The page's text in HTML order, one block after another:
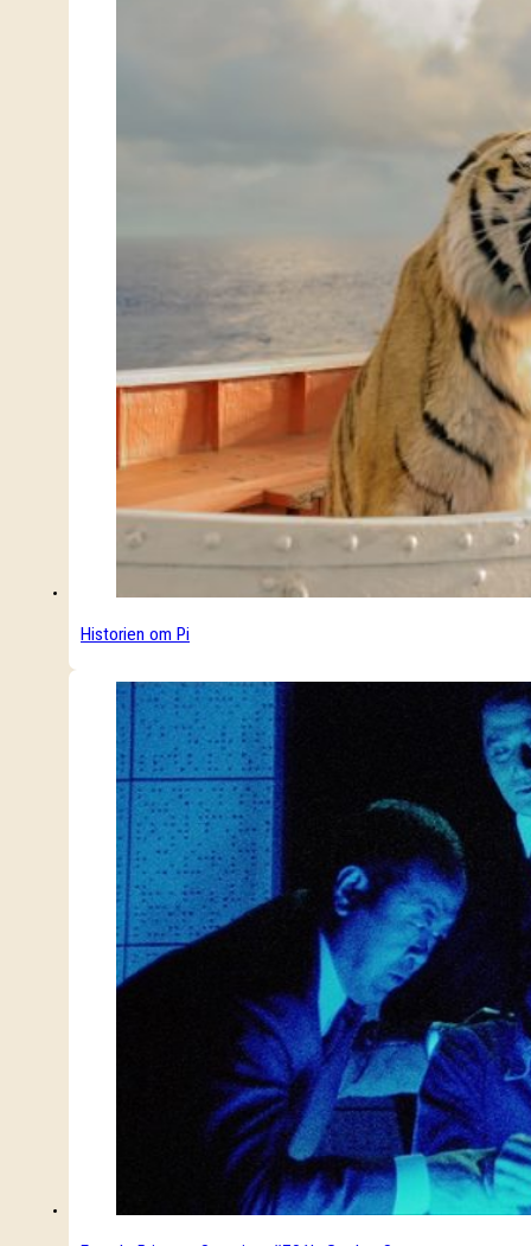
Historien om Pi